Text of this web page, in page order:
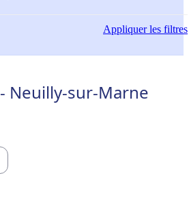
Appliquerles filtres
- Neuilly-sur-Marne